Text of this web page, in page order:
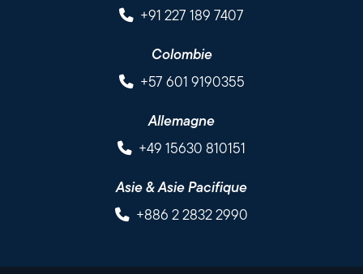
+91 227 189 7407
Colombie
+57 601 9190355
Allemagne
+49 15630 810151
Asie & Asie Pacifique
+886 2 2832 2990